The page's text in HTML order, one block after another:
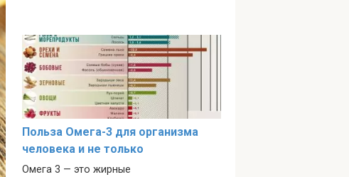
Польза Омега-3 для организма
человека и не только
Омега 3 — это жирные